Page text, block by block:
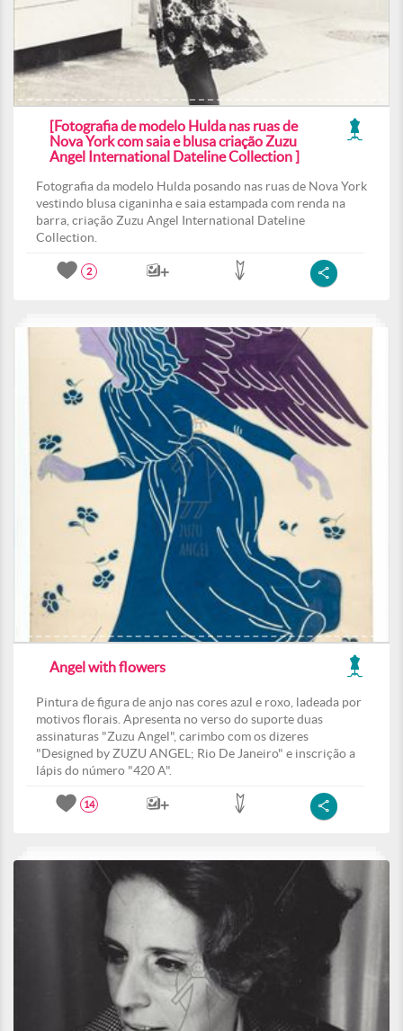
[Fotografia de modelo Hulda nas ruas de
Nova York com saia e blusa criação Zuzu
Angel International Dateline Collection ]
Fotografia da modelo Hulda posando nas ruas de Nova York
vestindo blusa ciganinha e saia estampada com renda na
barra, criação Zuzu Angel International Dateline
Collection.
2
Angel with flowers
Pintura de figura de anjo nas cores azul e roxo, ladeada por
motivos florais. Apresenta no verso do suporte duas
assinaturas "Zuzu Angel", carimbo com os dizeres
"Designed by ZUZU ANGEL; Rio De Janeiro" e inscrição a
lápis do número "420 A".
14